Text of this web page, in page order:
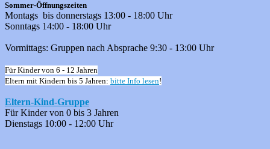
Sommer-Öffnungszeiten
Montags bis donnerstags 13:00 - 18:00 Uhr
Sonntags 14:00 - 18:00 Uhr
Vormittags: Gruppen nach Absprache 9:30 - 13:00 Uhr
Für Kinder von 6 - 12 Jahren
Eltern mit Kindern bis 5 Jahren: bitte Info lesen!
Eltern-Kind-Gruppe
Für Kinder von 0 bis 3 Jahren
Dienstags 10:00 - 12:00 Uhr